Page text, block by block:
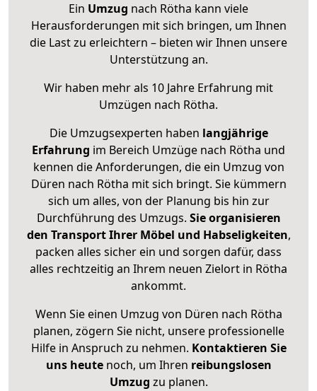
Ein Umzug nach Rötha kann viele
Herausforderungen mit sich bringen, um Ihnen
die Last zu erleichtern – bieten wir Ihnen unsere
Unterstützung an.
Wir haben mehr als 10 Jahre Erfahrung mit
Umzügen nach Rötha.
Die Umzugsexperten haben langjährige
Erfahrung im Bereich Umzüge nach Rötha und
kennen die Anforderungen, die ein Umzug von
Düren nach Rötha mit sich bringt. Sie kümmern
sich um alles, von der Planung bis hin zur
Durchführung des Umzugs. Sie organisieren
den Transport Ihrer Möbel und Habseligkeiten,
packen alles sicher ein und sorgen dafür, dass
alles rechtzeitig an Ihrem neuen Zielort in Rötha
ankommt.
Wenn Sie einen Umzug von Düren nach Rötha
planen, zögern Sie nicht, unsere professionelle
Hilfe in Anspruch zu nehmen. Kontaktieren Sie
uns heutenoch, um Ihren reibungslosen
Umzug zu planen.